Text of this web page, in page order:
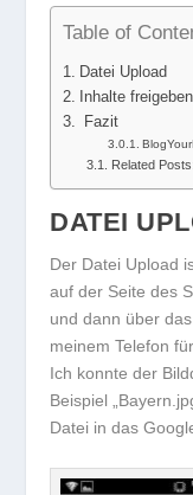
Table of
Datei Upload
Inhalte freigeben
Fazit
Related Posts:
DATEI
Der Datei Upload
auf der Seite des
und dann über
meinem Telefon
Ich konnte der
Beispiel
Datei in das